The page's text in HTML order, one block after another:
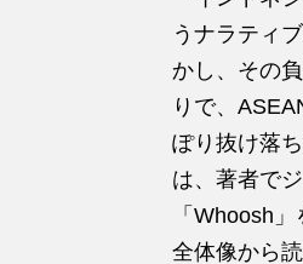
うナラティ
かし、その
りで、
ぽり抜け落
は、著者で
「Whoosh
全体像から